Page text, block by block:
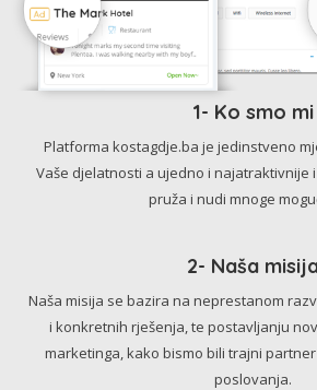
1- Ko smo mi
Platforma kostagdje.ba je jedinstveno
Vaše djelatnosti a ujedno i najatraktivnije
pruža i nudi mnoge
2- Naša
Naša misija se bazira na neprestanom
i konkretnih rješenja, te postavljanju
marketinga, kako bismo bili trajni
poslovanja.